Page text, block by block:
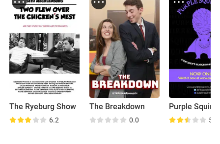
The Ryeburg Show
6.2
The Breakdown
0.0
Purple
5.6